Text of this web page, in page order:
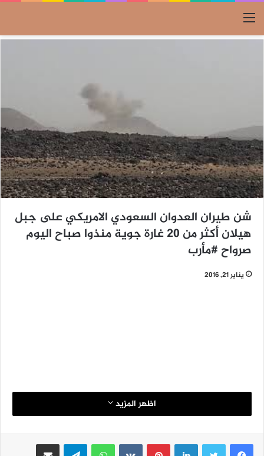
القائمة
شن طيران العدوان السعودي الامريكي على جبل
هيلان أكثر من 20 غارة جوية منذوا صباح اليوم
صرواح #مأرب
يناير 21, 2016
اظهر المزيد
لينكدإنبينتيريست واتساب تيلقرام مشاركة عبر البريد